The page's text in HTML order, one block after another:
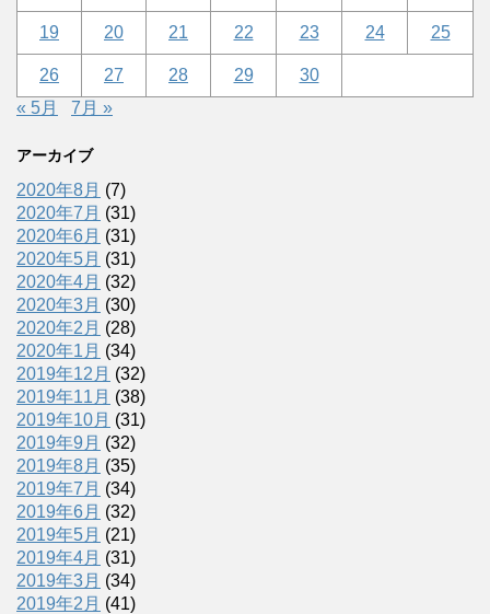
19 20 21 22 23 24 25
26 27 28 29
30
« 5月
7月 »
アーカイブ
2020年8月 (7)
2020年7月 (31)
2020年6月 (31)
2020年5月 (31)
2020年4月 (32)
2020年3月 (30)
2020年2月 (28)
2020年1月 (34)
2019年12月 (32)
2019年11月 (38)
2019年10月 (31)
2019年9月 (32)
2019年8月 (35)
2019年7月 (34)
2019年6月 (32)
2019年5月 (21)
2019年4月 (31)
2019年3月 (34)
2019年2月 (41)